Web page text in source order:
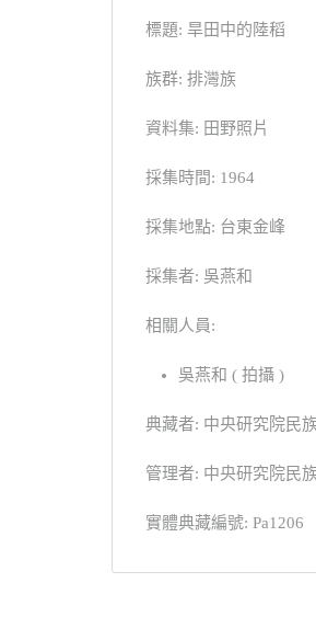
標題: 旱田中的陸稻
族群: 排灣族
資料集: 田野照片
採集時間: 1964
採集地點: 台東金峰
採集者: 吳燕和
相關人員:
吳燕和 ( 拍攝 )
典藏者: 中央研究院民
管理者: 中央研究院民
實體典藏編號: Pa1206